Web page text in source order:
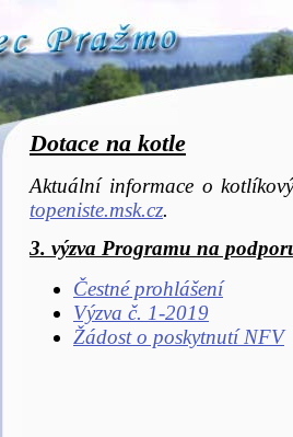
Dotace na kotle
Aktuální informace o
topeniste.msk.cz.
3. výzva Programu na
Čestné prohlášení
Výzva č. 1-2019
Žádost o poskytnutí NFV